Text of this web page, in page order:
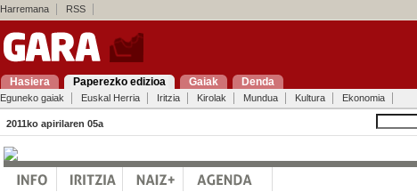
Harremana RSS
Hasiera Paperezko edizioa Gaiak Denda
Eguneko gaiak Euskal Herria Iritzia Kirolak Mundua Kultura Ekonomia
2011ko apirilaren 05a